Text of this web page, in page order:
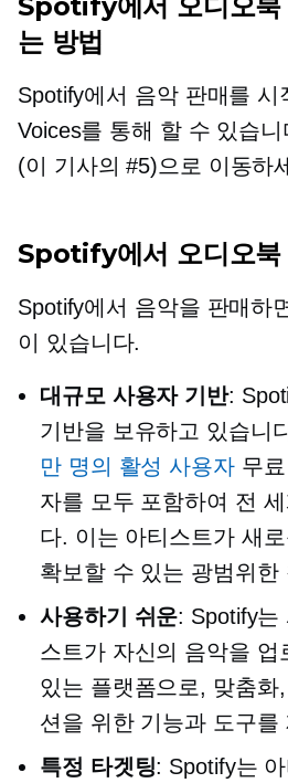
는 방법
Spotify에서 음악 판매를 시
Voices를 통해 할 수 있습
(이 기사의 #5)으로 이동하
Spotify에서 오디오북
Spotify에서 음악을 판매하
이 있습니다.
대규모 사용자 기반:
기반을 보유하고 있습니
만 명의 활성 사용자무료
자를 모두 포함하여 전
다. 이는 아티스트가 새
확보할 수 있는 광범위한
사용하기 쉬운: Spotify는
스트가 자신의 음악을 업
있는 플랫폼으로, 맞춤화
션을 위한 기능과 도구를
특정 타겟팅: Spotify는